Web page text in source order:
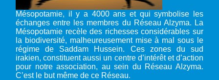
Mésopotamie, il y a 4000 ans et qui symbolise les
échanges entre les membres du Réseau Alzyma. La
Mésopotamie recèle des richesses considérables sur
la biodiversité, malheureusement mise à mal sous le
régime de Saddam Hussein. Ces zones du sud
irakien, constituent aussi un centre d’intérêt et d’action
pour notre association, au sein du Réseau Alzyma.
C’est le but même de ce Réseau.